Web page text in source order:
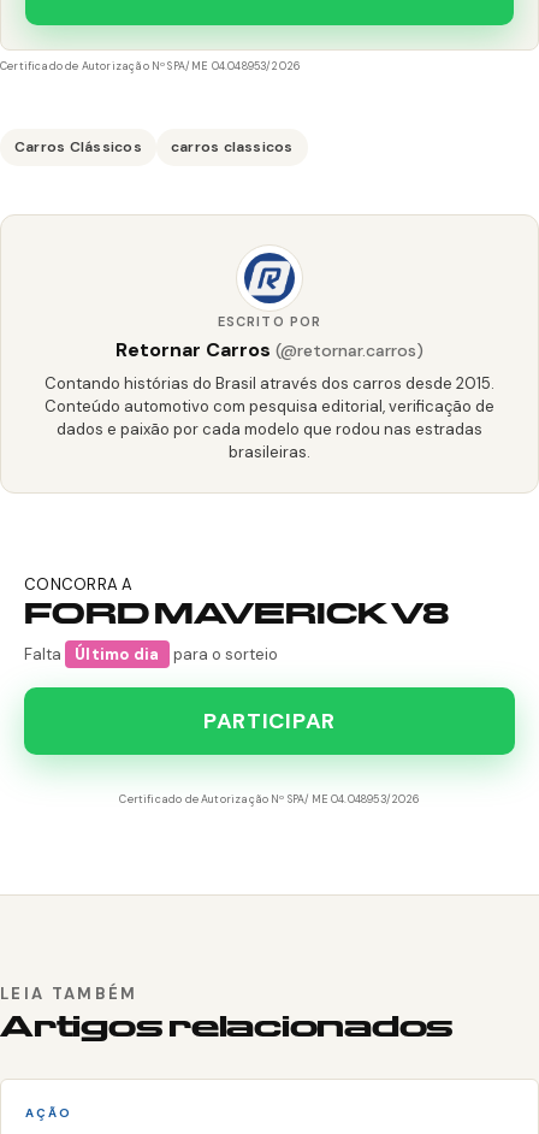
Certificado de Autorização Nº SPA/ME 04.048953/2026
Carros Clássicos carros classicos
ESCRITO POR
Retornar Carros (@retornar.carros)
Contando histórias do Brasil através dos carros desde 2015.
Conteúdo automotivo com pesquisa editorial, verificação de
dados e paixão por cada modelo que rodou nas estradas
brasileiras.
CONCORRA A
FORD MAVERICK V8
Falta Último dia para o sorteio
PARTICIPAR
Certificado de Autorização Nº SPA/ME 04.048953/2026
LEIA TAMBÉM
Artigos relacionados
AÇÃO